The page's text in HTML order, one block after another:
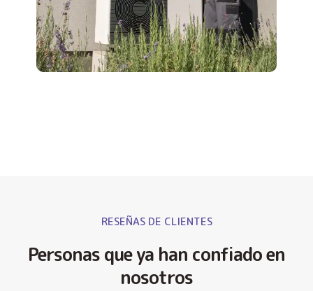
RESEÑAS DE CLIENTES
Personas que ya han confiado en
nosotros